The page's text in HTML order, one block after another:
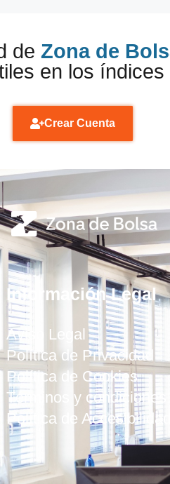
de Zona de
en los
Crear Cuenta
Información Legal
Aviso Legal
Política de Privacidad
Política de Cookies
Términos y condiciones
Política de Accesibilidad